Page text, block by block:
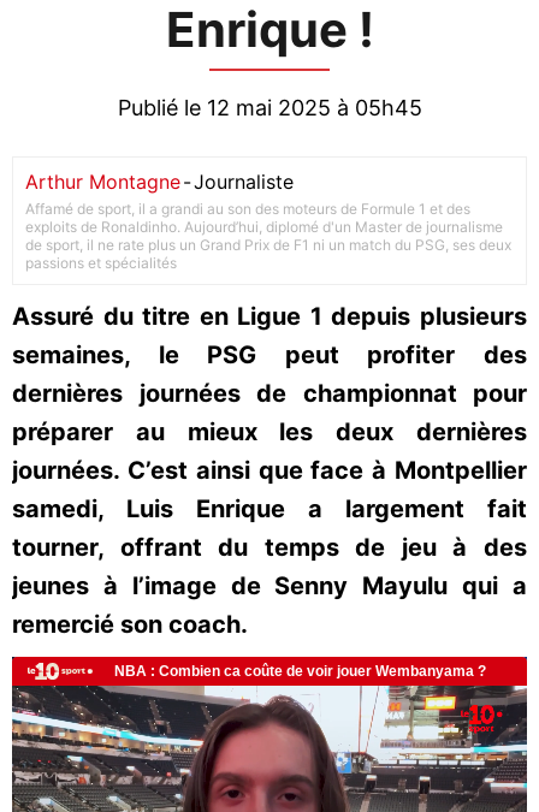
Enrique !
Publié le 12 mai 2025 à 05h45
Arthur Montagne-Journaliste
Affamé de sport, il a grandi au son des moteurs de Formule 1 et des
exploits de Ronaldinho. Aujourd’hui, diplomé d'un Master de journalisme
de sport, il ne rate plus un Grand Prix de F1 ni un match du PSG, ses deux
passions et spécialités
Assuré du titre en Ligue 1 depuis plusieurs
semaines, le PSG peut profiter des
dernières journées de championnat pour
préparer au mieux les deux dernières
journées. C’est ainsi que face à Montpellier
samedi, Luis Enrique a largement fait
tourner, offrant du temps de jeu à des
jeunes à l’image de Senny Mayulu qui a
remercié son coach.